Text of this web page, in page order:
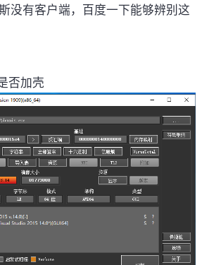
没有客户端，百度一下能够辨别这
否加壳